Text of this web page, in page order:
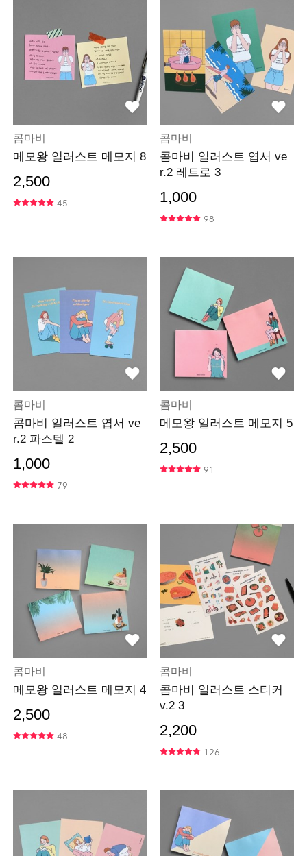
콤마비
메모왕 일러스트 메모지 8
2,500
45
콤마비
콤마비 일러스트 엽서 ve
r.2 레트로 3
1,000
98
콤마비
콤마비 일러스트 엽서 ve
r.2 파스텔 2
1,000
79
콤마비
메모왕 일러스트 메모지 5
2,500
91
콤마비
메모왕 일러스트 메모지 4
2,500
48
콤마비
콤마비 일러스트 스티커
v.2 3
2,200
126